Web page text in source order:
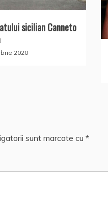
sicilian Canneto
2020
sunt marcate cu *